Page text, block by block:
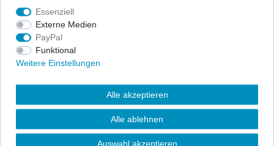
ap Gewindefahrwerke bieten dem sportlich ambitionierten Fahrer
die Möglichkeit, seine individuell gewünschte Tieferlegung
millimetergenau einzustellen. Das Fahrwerk bietet sportliches
Handling und optimales Fahrverhalten in Verbindung mit
maximaler Tieferlegung.
Durch die Verstellung eines Aluminium Federtellers haben Sie die
Möglichkeit, Ihre Fahrzeughöhe im geprüften Bereich individuell
festzulegen.
Die parallele Abstimmung aus Sportlichkeit, Komfort und
Essenziell
Externe Medien
PayPal
Funktional
Weitere Einstellungen
Alle akzeptieren
Alle ablehnen
Auswahl akzeptieren